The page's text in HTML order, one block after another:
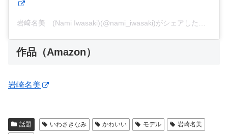
岩﨑名美 (Nami Iwasaki)(@nami_iwasaki)がシェアした投稿
作品（Amazon）
岩崎名美
話題 いわさきなみ かわいい モデル
岩崎名美